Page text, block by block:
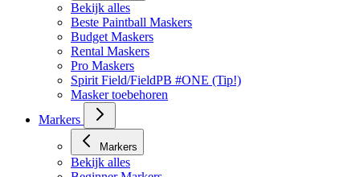
Bekijk alles
Beste Paintball Maskers
Budget Maskers
Rental Maskers
Pro Maskers
Spirit Field/FieldPB #ONE (Tip!)
Masker toebehoren
Markers
Markers
Bekijk alles